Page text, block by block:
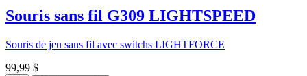
Souris sans fil G309 LIGHTSPEED
Souris de jeu sans fil avec switchs LIGHTFORCE
99,99 $